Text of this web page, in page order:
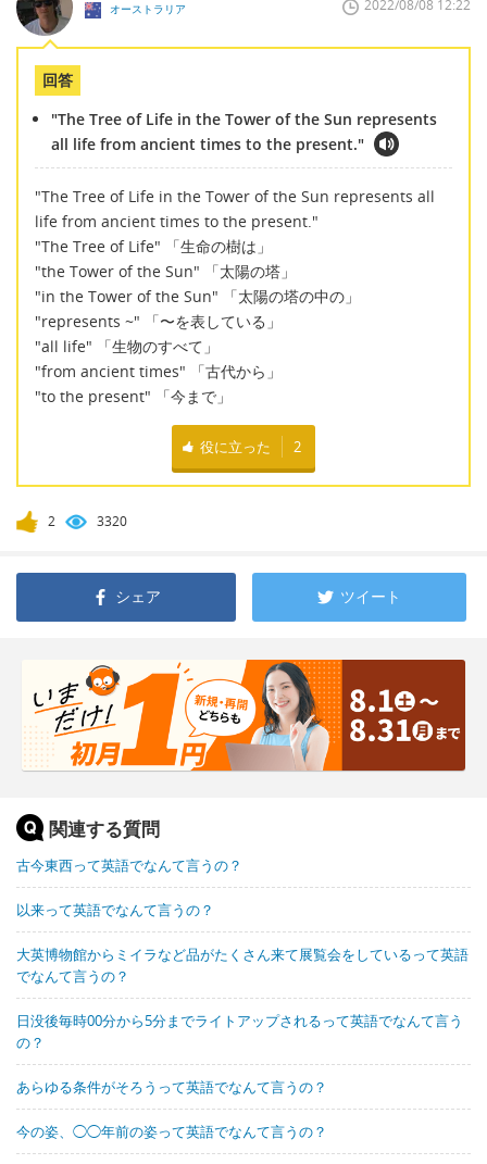
オーストラリア 2022/08/08 12:22
回答
"The Tree of Life in the Tower of the Sun represents
all life from ancient times to the present."
"The Tree of Life in the Tower of the Sun represents all
life from ancient times to the present."
"The Tree of Life" 「生命の樹は」
"the Tower of the Sun" 「太陽の塔」
"in the Tower of the Sun" 「太陽の塔の中の」
"represents ~" 「〜を表している」
"all life" 「生物のすべて」
"from ancient times" 「古代から」
"to the present" 「今まで」
役に立った 2
2 3320
シェア ツイート
関連する質問
古今東西って英語でなんて言うの？
以来って英語でなんて言うの？
大英博物館からミイラなど品がたくさん来て展覧会をしているって英語
でなんて言うの？
日没後毎時00分から5分までライトアップされるって英語でなんて言う
の？
あらゆる条件がそろうって英語でなんて言うの？
今の姿、◯◯年前の姿って英語でなんて言うの？